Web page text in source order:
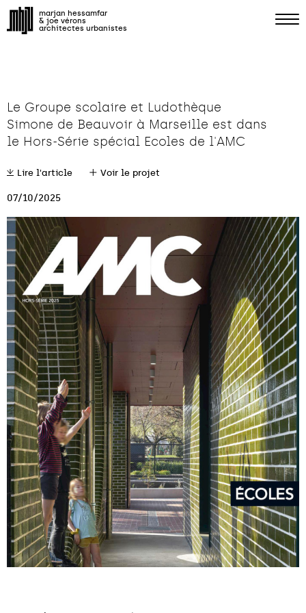
marjan hessamfar
& joe vérons
architectes urbanistes
Le Groupe scolaire et Ludothèque
Simone de Beauvoir à Marseille est dans
le Hors-Série spécial Ecoles de l'AMC
Lire l'article Voir le projet
07/10/2025